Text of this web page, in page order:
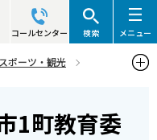
コールセンター 検索 メニュー
ポーツ・観光
会1町教育委